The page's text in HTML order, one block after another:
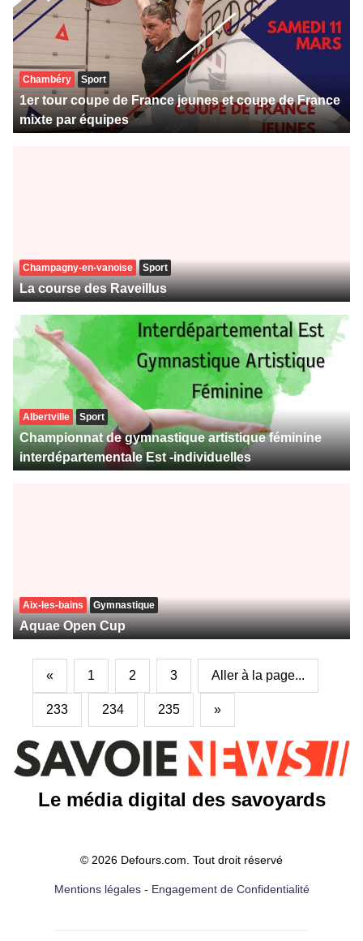
Chambéry Sport
1er tour coupe de France jeunes et coupe de France
mixte par équipes
Champagny-en-vanoise Sport
La course des Raveillus
Albertville Sport
Championnat de gymnastique artistique féminine
interdépartementale Est -individuelles
Aix-les-bains Gymnastique
Aquae Open Cup
« 1 2 3 Aller à la page...
233 234 235 »
Le média digital des savoyards
© 2026 Defours.com. Tout droit réservé
Mentions légales- Engagement de Confidentialité